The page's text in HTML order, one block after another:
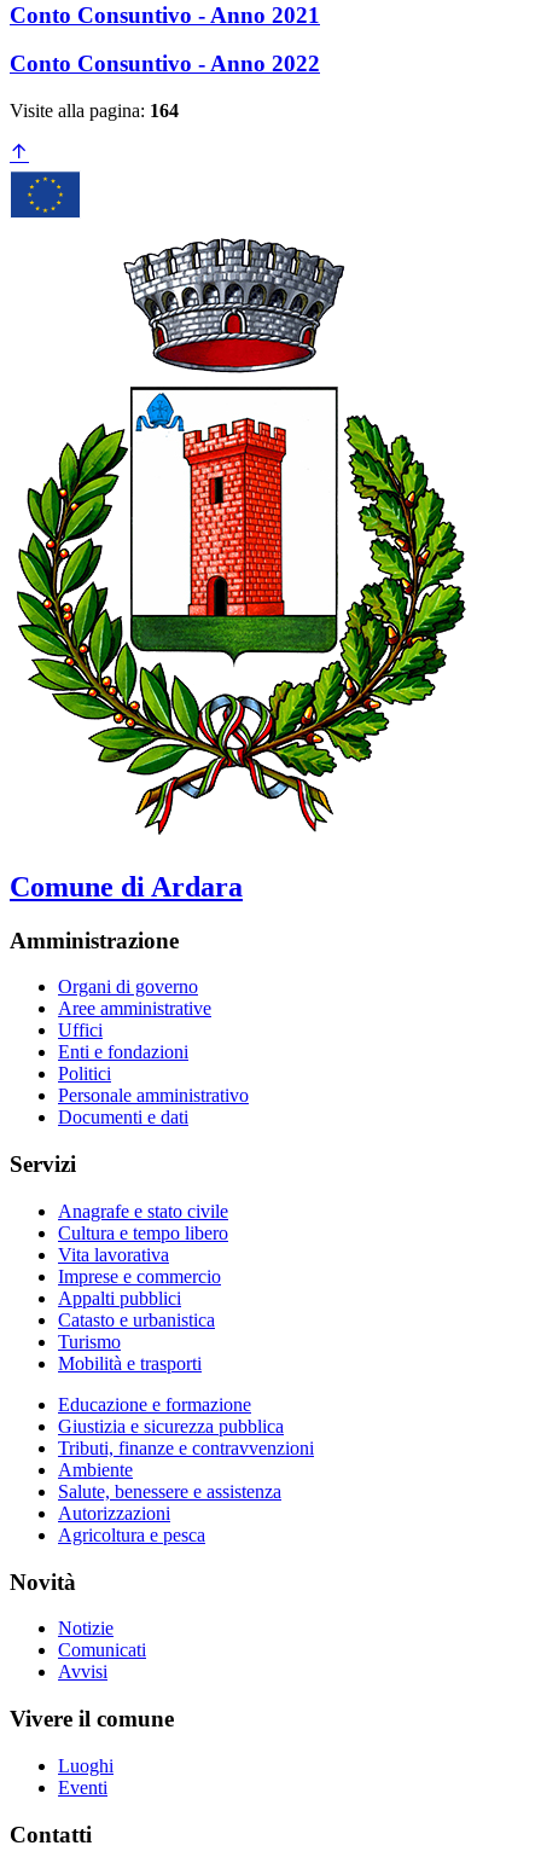
Conto Consuntivo - Anno 2021
Conto Consuntivo - Anno 2022
Visite alla pagina: 164
Comune di Ardara
Amministrazione
Organi di governo
Aree amministrative
Uffici
Enti e fondazioni
Politici
Personale amministrativo
Documenti e dati
Servizi
Anagrafe e stato civile
Cultura e tempo libero
Vita lavorativa
Imprese e commercio
Appalti pubblici
Catasto e urbanistica
Turismo
Mobilità e trasporti
Educazione e formazione
Giustizia e sicurezza pubblica
Tributi, finanze e contravvenzioni
Ambiente
Salute, benessere e assistenza
Autorizzazioni
Agricoltura e pesca
Novità
Notizie
Comunicati
Avvisi
Vivere il comune
Luoghi
Eventi
Contatti